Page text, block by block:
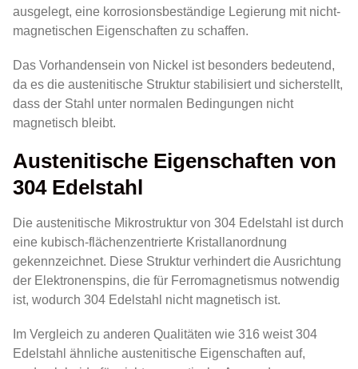
ausgelegt, eine korrosionsbeständige Legierung mit nicht-
magnetischen Eigenschaften zu schaffen.
Das Vorhandensein von Nickel ist besonders bedeutend,
da es die austenitische Struktur stabilisiert und sicherstellt,
dass der Stahl unter normalen Bedingungen nicht
magnetisch bleibt.
Austenitische Eigenschaften von
304 Edelstahl
Die austenitische Mikrostruktur von 304 Edelstahl ist durch
eine kubisch-flächenzentrierte Kristallanordnung
gekennzeichnet. Diese Struktur verhindert die Ausrichtung
der Elektronenspins, die für Ferromagnetismus notwendig
ist, wodurch 304 Edelstahl nicht magnetisch ist.
Im Vergleich zu anderen Qualitäten wie 316 weist 304
Edelstahl ähnliche austenitische Eigenschaften auf,